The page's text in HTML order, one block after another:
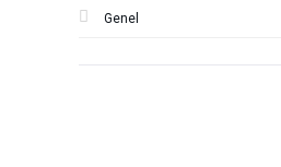
Genel